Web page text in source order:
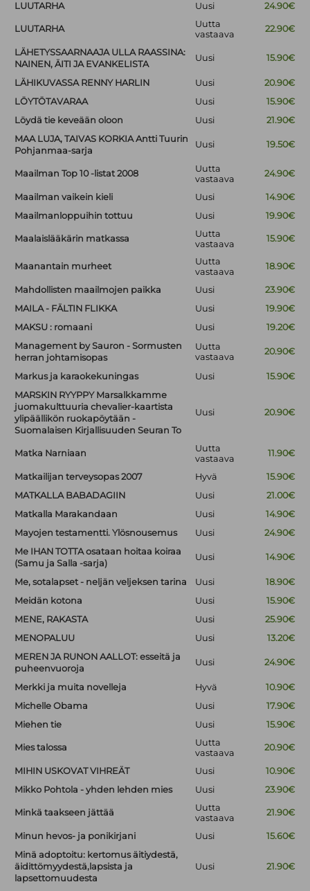
LUUTARHA
Uusi 24.90€
LUUTARHA
Uutta
vastaava
22.90€
LÄHETYSSAARNAAJA ULLA RAASSINA:
NAINEN, ÄITI JA EVANKELISTA
Uusi 15.90€
LÄHIKUVASSA RENNY HARLIN Uusi
20.90€
LÖYTÖTAVARAA
Uusi
15.90€
Löydä tie keveään oloon
Uusi
21.90€
MAA LUJA, TAIVAS KORKIA Antti Tuurin
Pohjanmaa-sarja
Uusi 19.50€
Maailman Top 10 -listat 2008
Uutta
vastaava
24.90€
Maailman vaikein kieli Uusi
14.90€
Maailmanloppuihin tottuu
Uusi 19.90€
Maalaislääkärin matkassa
Uutta
vastaava
15.90€
Maanantain murheet
Uutta
vastaava
18.90€
Mahdollisten maailmojen paikka Uusi
23.90€
MAILA - FÄLTIN FLIKKA
Uusi
19.90€
MAKSU : romaani
Uusi
19.20€
Management by Sauron - Sormusten
herran johtamisopas
Uutta
vastaava
20.90€
Markus ja karaokekuningas Uusi
15.90€
MARSKIN RYYPPY Marsalkkamme
juomakulttuuria chevalier-kaartista
ylipäällikön ruokapöytään -
Suomalaisen Kirjallisuuden Seuran To
Uusi 20.90€
Matka Narniaan
Uutta
vastaava
11.90€
Matkailijan terveysopas 2007 Hyvä
15.90€
MATKALLA BABADAGIIN
Uusi
21.00€
Matkalla Marakandaan
Uusi
14.90€
Mayojen testamentti. Ylösnousemus
Uusi
24.90€
Me IHAN TOTTA osataan hoitaa koiraa
(Samu ja Salla -sarja)
Uusi 14.90€
Me, sotalapset - neljän veljeksen tarina Uusi
18.90€
Meidän kotona
Uusi
15.90€
MENE, RAKASTA
Uusi
25.90€
MENOPALUU
Uusi
13.20€
MEREN JA RUNON AALLOT: esseitä ja
puheenvuoroja
Uusi 24.90€
Merkki ja muita novelleja Hyvä
10.90€
Michelle Obama
Uusi
17.90€
Miehen tie
Uusi 15.90€
Mies talossa
Uutta
vastaava
20.90€
MIHIN USKOVAT VIHREÄT Uusi
10.90€
Mikko Pohtola - yhden lehden mies
Uusi 23.90€
Minkä taakseen jättää
Uutta
vastaava
21.90€
Minun hevos- ja ponikirjani Uusi
15.60€
Minä adoptoitu: kertomus äitiydestä,
äidittömyydestä,lapsista ja
lapsettomuudesta
Uusi 21.90€